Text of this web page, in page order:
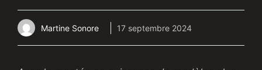
Martine Sonore 17 septembre 2024